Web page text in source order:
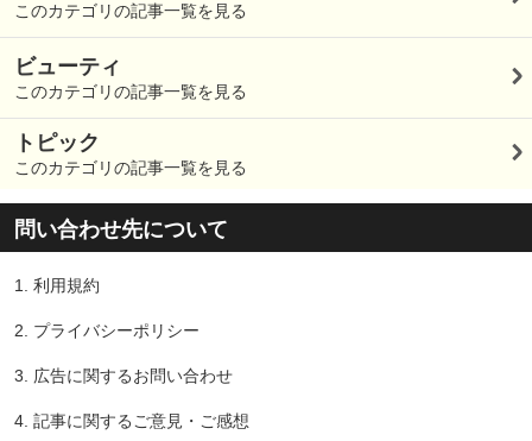
このカテゴリの記事一覧を見る
ビューティ
このカテゴリの記事一覧を見る
トピック
このカテゴリの記事一覧を見る
問い合わせ先について
1. 利用規約
2. プライバシーポリシー
3. 広告に関するお問い合わせ
4. 記事に関するご意見・ご感想